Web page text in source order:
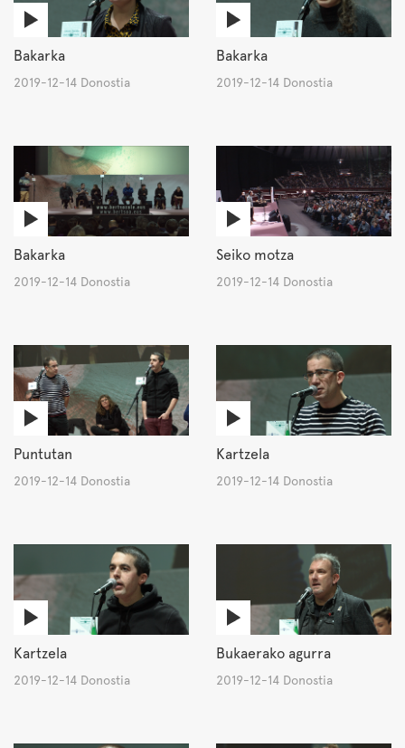
Bakarka
2019-12-14 Donostia
Bakarka
2019-12-14 Donostia
Bakarka
2019-12-14 Donostia
Seiko motza
2019-12-14 Donostia
Puntutan
2019-12-14 Donostia
Kartzela
2019-12-14 Donostia
Kartzela
2019-12-14 Donostia
Bukaerako agurra
2019-12-14 Donostia